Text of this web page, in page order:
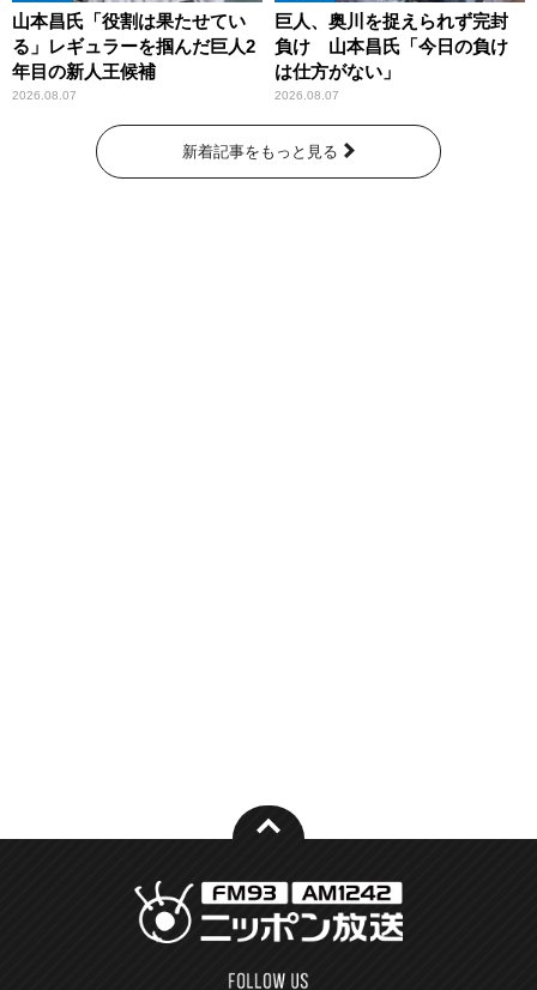
山本昌氏「役割は果たせてい
る」レギュラーを掴んだ巨人2
年目の新人王候補
2026.08.07
巨人、奥川を捉えられず完封
負け 山本昌氏「今日の負け
は仕方がない」
2026.08.07
新着記事をもっと見る